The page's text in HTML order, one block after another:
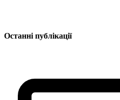
Останні публікації